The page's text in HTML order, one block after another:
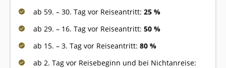
ab 59. – 30. Tag vor Reiseantritt: 25 %
ab 29. – 16. Tag vor Reiseantritt: 50 %
ab 15. – 3. Tag vor Reiseantritt: 80 %
ab 2. Tag vor Reisebeginn und bei Nichtanreise: